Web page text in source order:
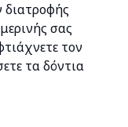
σας
τον
τα δόντια